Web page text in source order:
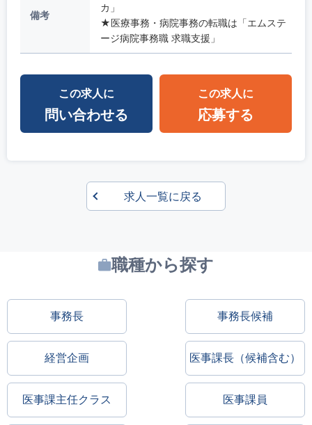
備考
カ」
★医療事務・病院事務の転職は「エムステ
ージ病院事務職 求職支援」
この求人に
問い合わせる
この求人に
応募する
求人一覧に戻る
職種から探す
事務長 事務長候補
経営企画 医事課長（候補含む）
医事課主任クラス 医事課員